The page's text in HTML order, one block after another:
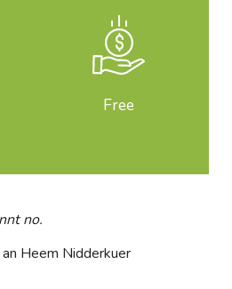
Free
no.
Heem Nidderkuer